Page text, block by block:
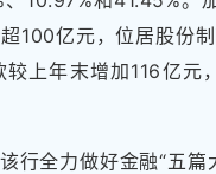
100亿元，位居股份
上年末增加116亿
行全力做好金融“五